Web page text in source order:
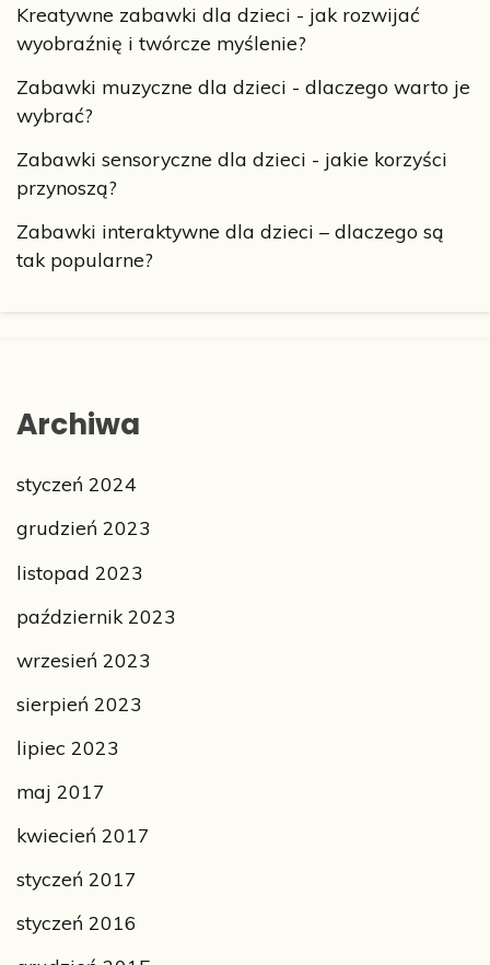
Kreatywne zabawki dla dzieci - jak rozwijać
wyobraźnię i twórcze myślenie?
Zabawki muzyczne dla dzieci - dlaczego warto je
wybrać?
Zabawki sensoryczne dla dzieci - jakie korzyści
przynoszą?
Zabawki interaktywne dla dzieci – dlaczego są
tak popularne?
Archiwa
styczeń 2024
grudzień 2023
listopad 2023
październik 2023
wrzesień 2023
sierpień 2023
lipiec 2023
maj 2017
kwiecień 2017
styczeń 2017
styczeń 2016